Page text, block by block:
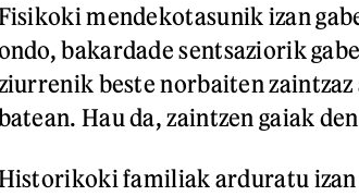
mendekotasunik izan
bakardade sentsaziorik
beste norbaiten
Hau da, zaintzen gaiak
familiak arduratu izan